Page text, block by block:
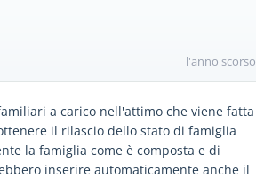
l'anno scorso
a carico nell'attimo che viene fatta
il rilascio dello stato di famiglia
la famiglia come è composta e di
inserire automaticamente anche il